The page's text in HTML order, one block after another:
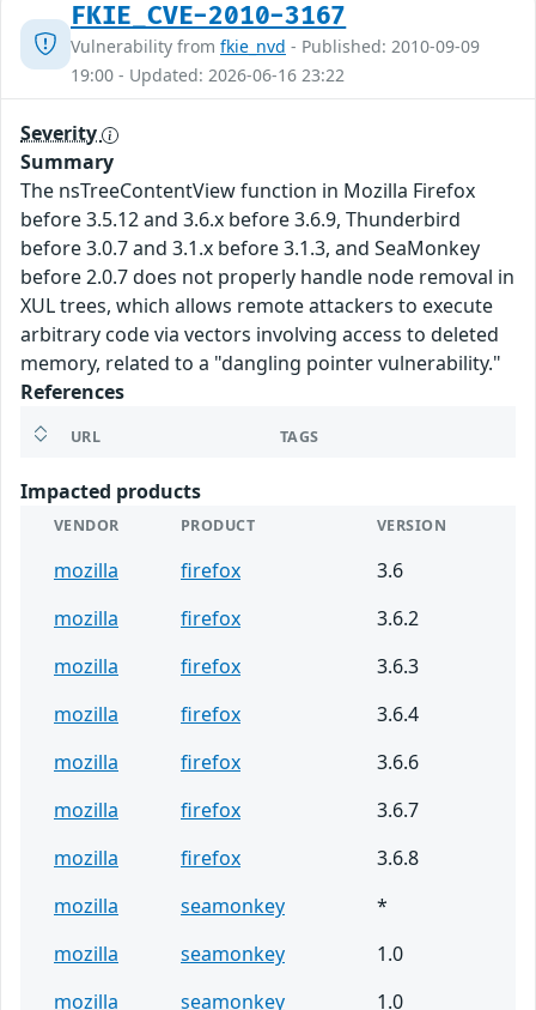
FKIE_CVE-2010-3167
Vulnerability from fkie_nvd - Published: 2010-09-09
19:00 - Updated: 2026-06-16 23:22
Severity
Summary
The nsTreeContentView function in Mozilla Firefox
before 3.5.12 and 3.6.x before 3.6.9, Thunderbird
before 3.0.7 and 3.1.x before 3.1.3, and SeaMonkey
before 2.0.7 does not properly handle node removal in
XUL trees, which allows remote attackers to execute
arbitrary code via vectors involving access to deleted
memory, related to a "dangling pointer vulnerability."
References
URL TAGS
Impacted products
VENDOR PRODUCT VERSION
mozilla firefox
3.6
mozilla
firefox
3.6.2
mozilla
firefox
3.6.3
mozilla
firefox
3.6.4
mozilla
firefox
3.6.6
mozilla
firefox
3.6.7
mozilla
firefox
3.6.8
mozilla
seamonkey
*
mozilla
seamonkey
1.0
mozilla
seamonkey
1.0